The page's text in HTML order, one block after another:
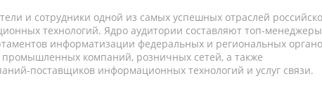
и сотрудники одной из самых успешных отраслей
технологий. Ядро аудитории составляют топ-
информатизации федеральных и региональных
промышленных компаний, розничных сетей, а также
поставщиков информационных технологий и услуг связи.